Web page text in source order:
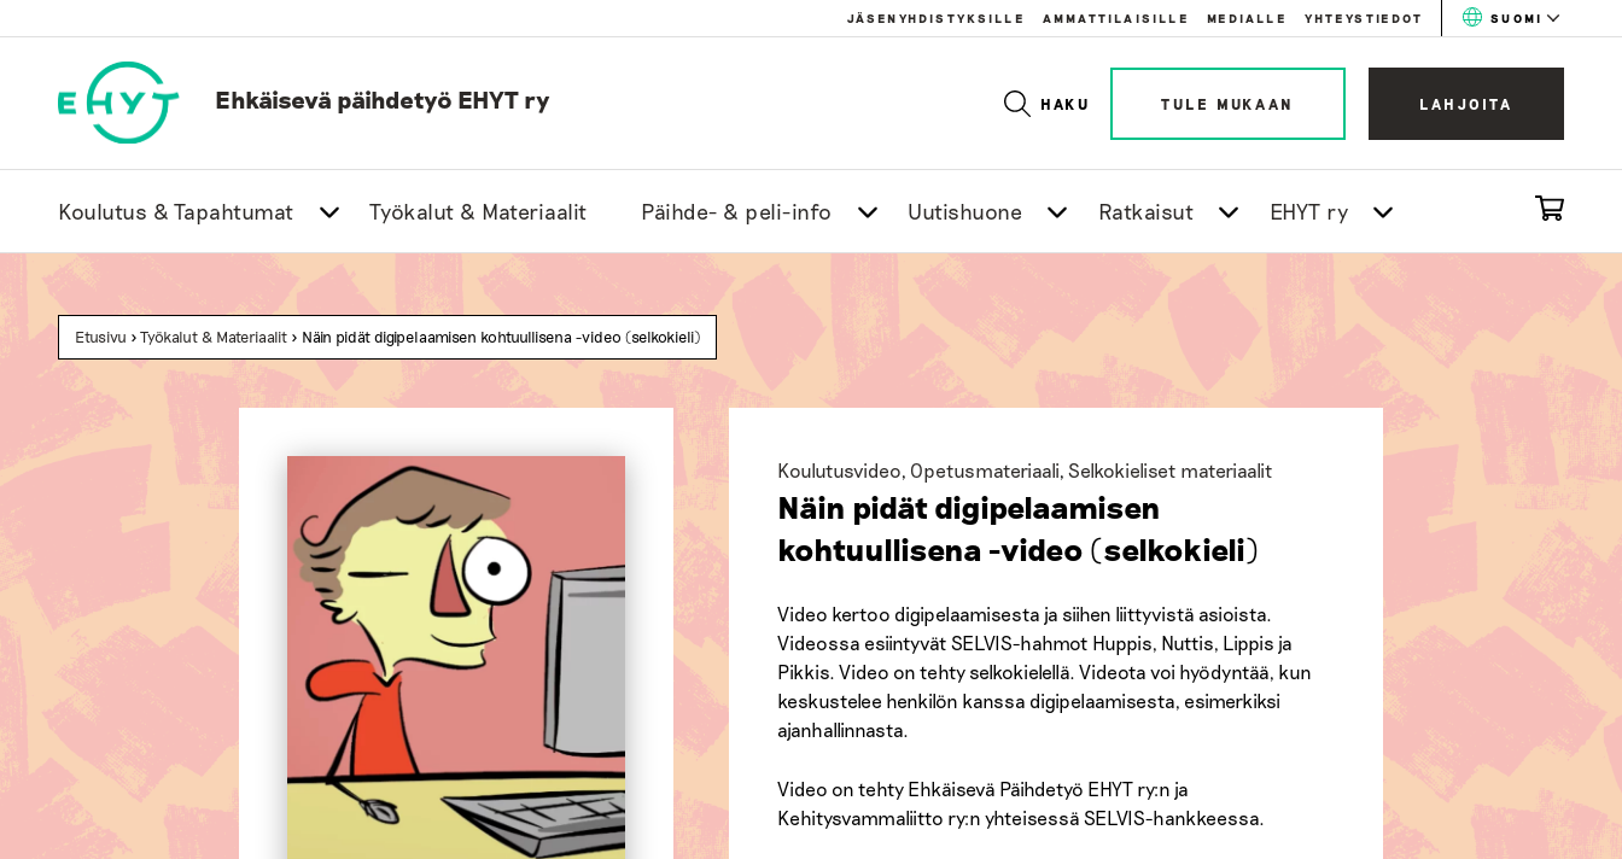
to
JÄSENYHDISTYKSILLE AMMATTILAISILLE MEDIALLE YHTEYSTIEDOT SUOMI
Ehkäisevä päihdetyö EHYT ry HAKU TULE MUKAAN LAHJOITA
Koulutus & Tapahtumat Työkalut & Materiaalit Päihde- & peli-info Uutishuone Ratkaisut EHYT ry
Etusivu >Työkalut & Materiaalit > Näin pidät digipelaamisen kohtuullisena -video (selkokieli)
Koulutusvideo, Opetusmateriaali, Selkokieliset materiaalit
Näin pidät digipelaamisen
kohtuullisena -video (selkokieli)
Video kertoo digipelaamisesta ja siihen liittyvistä asioista.
Videossa esiintyvät SELVIS-hahmot Huppis, Nuttis, Lippis ja
Pikkis. Video on tehty selkokielellä. Videota voi hyödyntää, kun
keskustelee henkilön kanssa digipelaamisesta, esimerkiksi
ajanhallinnasta.
Video on tehty Ehkäisevä Päihdetyö EHYT ry:n ja
Kehitysvammaliitto ry:n yhteisessä SELVIS-hankkeessa.